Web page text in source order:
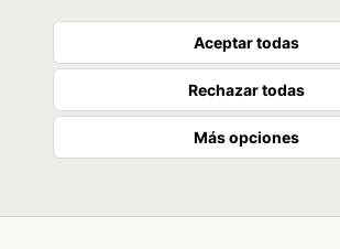
Aceptar todas
Rechazar todas
Más opciones